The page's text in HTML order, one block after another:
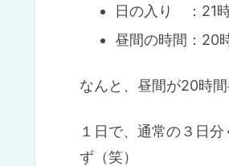
日の入り ：21
昼間の時間：20
なんと、昼間が20時間
１日で、通常の３日
ず（笑）